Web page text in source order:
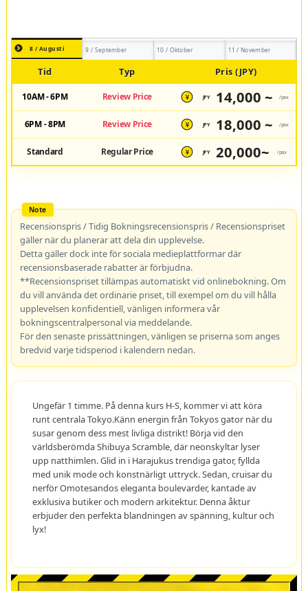
8 / Augusti 9 / September 10 / Oktober 11 / November
Tid Typ Pris (JPY)
10AM - 6PM Review Price ¥ JPY 14,000 ~ /pax
6PM - 8PM Review Price ¥ JPY 18,000 ~ /pax
Standard Regular Price ¥ JPY 20,000~ /pax
Recensionspris / Tidig Bokningsrecensionspris / Recensionspriset
gäller när du planerar att dela din upplevelse.
Detta gäller dock inte för sociala medieplattformar där
recensionsbaserade rabatter är förbjudna.
**Recensionspriset tillämpas automatiskt vid onlinebokning. Om
du vill använda det ordinarie priset, till exempel om du vill hålla
upplevelsen konfidentiell, vänligen informera vår
bokningscentralpersonal via meddelande.
För den senaste prissättningen, vänligen se priserna som anges
bredvid varje tidsperiod i kalendern nedan.
Ungefär 1 timme. På denna kurs H-S, kommer vi att köra
runt centrala Tokyo.Känn energin från Tokyos gator när du
susar genom dess mest livliga distrikt! Börja vid den
världsberömda Shibuya Scramble, där neonskyltar lyser
upp natthimlen. Glid in i Harajukus trendiga gator, fyllda
med unik mode och konstnärligt uttryck. Sedan, cruisar du
nerför Omotesandos eleganta boulevarder, kantade av
exklusiva butiker och modern arkitektur. Denna åktur
erbjuder den perfekta blandningen av spänning, kultur och
lyx!